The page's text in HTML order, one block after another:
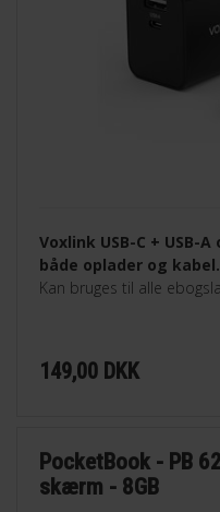
Voxlink USB-C +
både oplader og kabel.
Kan bruges til alle
149,00 DKK
PocketBook - PB
skærm - 8GB